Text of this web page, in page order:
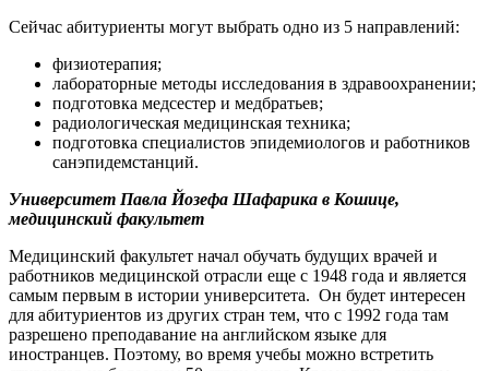
Сейчас абитуриенты могут выбрать одно из 5 направлений:
физиотерапия;
лабораторные методы исследования в здравоохранении;
подготовка медсестер и медбратьев;
радиологическая медицинская техника;
подготовка специалистов эпидемиологов и работников
санэпидемстанций.
Университет Павла Йозефа Шафарика в Кошице,
медицинский факультет
Медицинский факультет начал обучать будущих врачей и
работников медицинской отрасли еще с 1948 года и является
самым первым в истории университета. Он будет интересен
для абитуриентов из других стран тем, что с 1992 года там
разрешено преподавание на английском языке для
иностранцев. Поэтому, во время учебы можно встретить